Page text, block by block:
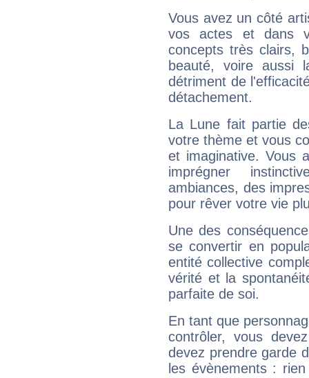
Vous avez un côté
vos actes et dans
concepts très clairs,
beauté, voire aussi
détriment de
détachement.
La Lune fait partie
votre thème et vous
et imaginative. Vous
imprégner
ambiances, des
pour rêver votre vie
Une des
se convertir en
entité collective
vérité et la
parfaite de soi.
En tant que
contrôler, vous
devez prendre garde
les évènements :